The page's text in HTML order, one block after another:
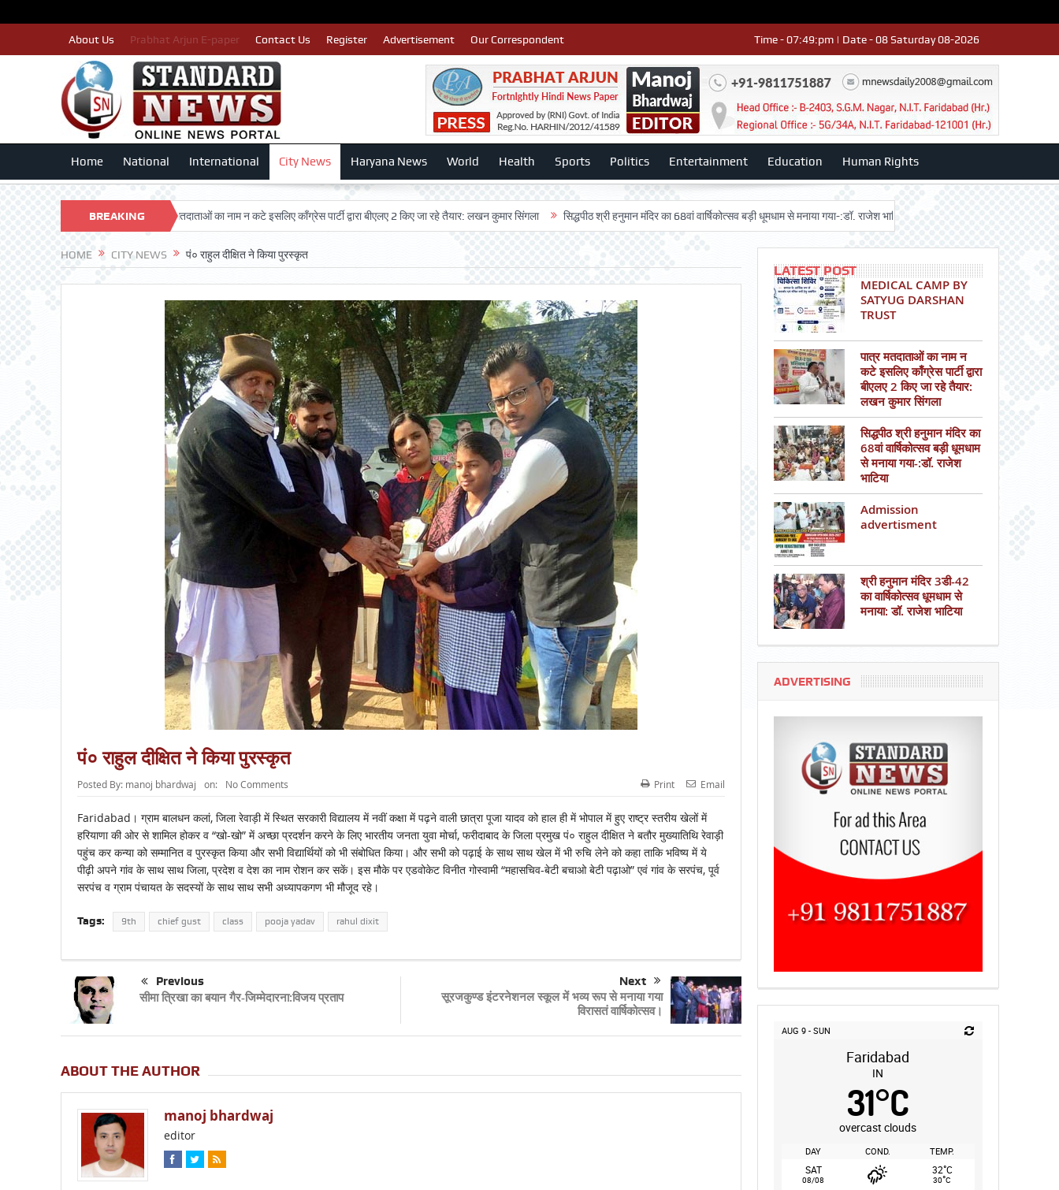
About Us Prabhat Arjun E-paper Contact Us Register Advertisement Our Correspondent Time - 07:49:pm | Date - 08 Saturday 08-2026
Home National International City News Haryana News World Health Sports Politics Entertainment Education Human Rights
BREAKING
NEWS
TRUST पात्र मतदाताओं का नाम न कटे इसलिए काँग्रेस पार्टी द्वारा बीएलए 2 किए जा रहे तैयार: लखन कुमार सिंगला सिद्धपीठ श्री हनुमान मंदिर का 68वां वार्षिकोत्सव बड़ी धूमधाम से मनाया गया-:डॉ. राजेश भाटिया Admission advertisment श्री
HOME CITY NEWS पं० राहुल दीक्षित ने किया पुरस्कृत
पं० राहुल दीक्षित ने किया पुरस्कृत
Posted By: manoj bhardwaj on: No Comments Print Email
Faridabad। ग्राम बालधन कलां, जिला रेवाड़ी में स्थित सरकारी विद्यालय में नवीं कक्षा में पढ़ने वाली छात्रा पूजा यादव को हाल ही में भोपाल में हुए राष्ट्र स्तरीय खेलों में
हरियाणा की ओर से शामिल होकर व “खो-खो” में अच्छा प्रदर्शन करने के लिए भारतीय जनता युवा मोर्चा, फरीदाबाद के जिला प्रमुख पं० राहुल दीक्षित ने बतौर मुख्यातिथि रेवाड़ी
पहुंच कर कन्या को सम्मानित व पुरस्कृत किया और सभी विद्यार्थियों को भी संबोधित किया। और सभी को पढ़ाई के साथ साथ खेल में भी रुचि लेने को कहा ताकि भविष्य में ये
पीढ़ी अपने गांव के साथ साथ जिला, प्रदेश व देश का नाम रोशन कर सकें। इस मौके पर एडवोकेट विनीत गोस्वामी “महासचिव-बेटी बचाओ बेटी पढ़ाओ” एवं गांव के सरपंच, पूर्व
सरपंच व ग्राम पंचायत के सदस्यों के साथ साथ सभी अध्यापकगण भी मौजूद रहे।
Tags: 9th chief gust class pooja yadav rahul dixit
Previous
सीमा त्रिखा का बयान गैर-जिम्मेदारना:विजय प्रताप
Next
सूरजकुण्ड इंटरनेशनल स्कूल में भव्य रूप से मनाया गया
विरासतं वार्षिकोत्सव।
ABOUT THE AUTHOR
manoj bhardwaj
editor
LATEST POST
MEDICAL CAMP BY
SATYUG DARSHAN
TRUST
पात्र मतदाताओं का नाम न
कटे इसलिए काँग्रेस पार्टी द्वारा
बीएलए 2 किए जा रहे तैयार:
लखन कुमार सिंगला
सिद्धपीठ श्री हनुमान मंदिर का
68वां वार्षिकोत्सव बड़ी धूमधाम
से मनाया गया-:डॉ. राजेश
भाटिया
Admission
advertisment
श्री हनुमान मंदिर 3डी-42
का वार्षिकोत्सव धूमधाम से
मनाया: डॉ. राजेश भाटिया
ADVERTISING
AUG 9 - SUN
Faridabad
IN
31°C
overcast clouds
DAY COND. TEMP.
SAT
08/08
32°C
30°C